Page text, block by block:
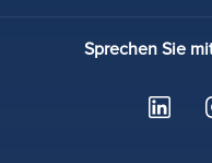
Sprechen Sie